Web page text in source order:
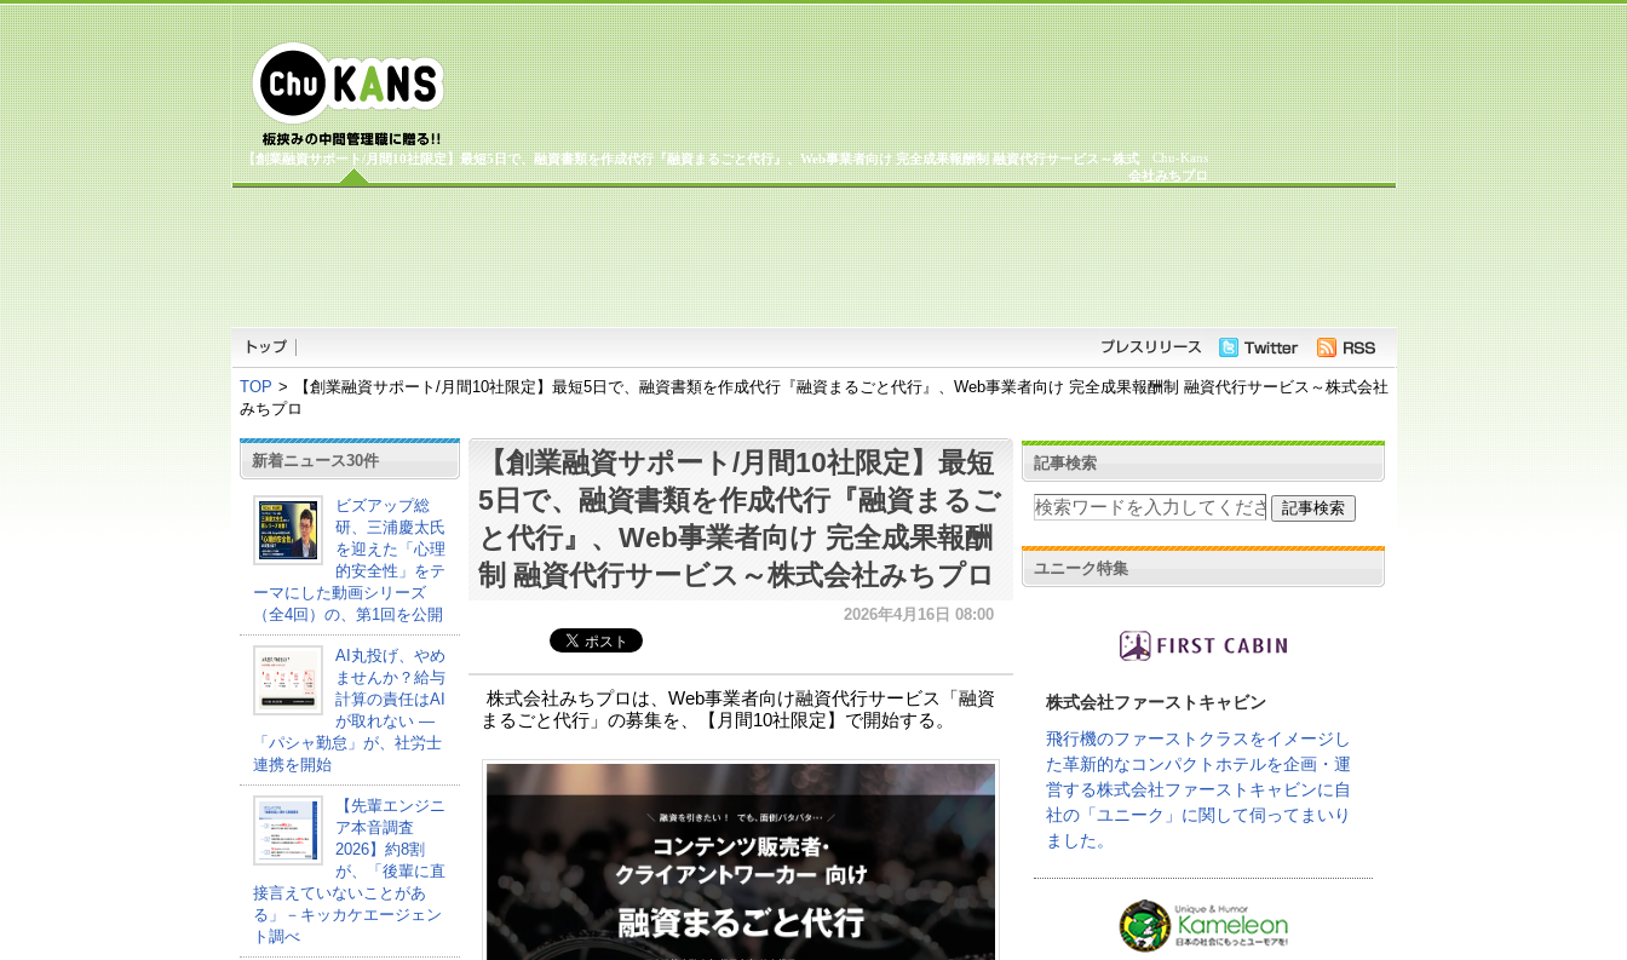
Chu-Kans
【創業融資サポート/月間10社限定】最短5日で、融資書類を作成代行『融資まるごと代行』、Web事業者向け 完全成果報酬制 融資代行サービス～株式
会社みちプロ
TOP >
【創業融資サポート/月間10社限定】最短5日で、融資書類を作成代行『融資まるごと代行』、Web事業者向け 完全成果報酬制 融資代行サービス～株式会社
みちプロ
新着ニュース30件
ビズアップ総
研、三浦慶太氏
を迎えた「心理
的安全性」をテ
ーマにした動画シリーズ
（全4回）の、第1回を公開
AI丸投げ、やめ
ませんか？給与
計算の責任はAI
が取れない ―
「パシャ勤怠」が、社労士
連携を開始
【先輩エンジニ
ア本音調査
2026】約8割
が、「後輩に直
接言えていないことがあ
る」－キッカケエージェン
ト調べ
【創業融資サポート/月間10社限定】最短
5日で、融資書類を作成代行『融資まるご
と代行』、Web事業者向け 完全成果報酬
制 融資代行サービス～株式会社みちプロ
2026年4月16日 08:00
株式会社みちプロは、Web事業者向け融資代行サービス「融資
まるごと代行」の募集を、【月間10社限定】で開始する。
記事検索
ユニーク特集
株式会社ファーストキャビン
飛行機のファーストクラスをイメージし
た革新的なコンパクトホテルを企画・運
営する株式会社ファーストキャビンに自
社の「ユニーク」に関して伺ってまいり
ました。